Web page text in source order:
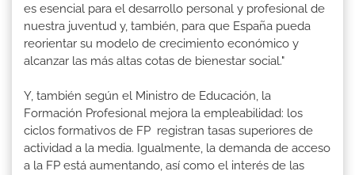
es esencial para el desarrollo personal y profesional de
nuestra juventud y, también, para que España pueda
reorientar su modelo de crecimiento económico y
alcanzar las más altas cotas de bienestar social."
Y, también según el Ministro de Educación, la
Formación Profesional mejora la empleabilidad: los
ciclos formativos de FP registran tasas superiores de
actividad a la media. Igualmente, la demanda de acceso
a la FP está aumentando, así como el interés de las